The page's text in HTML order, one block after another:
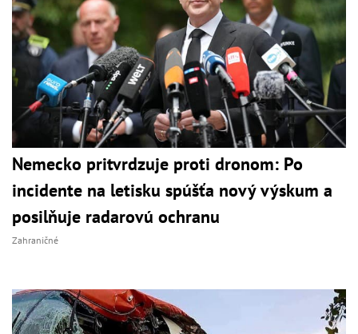
Nemecko pritvrdzuje proti dronom: Po
incidente na letisku spúšťa nový výskum a
posilňuje radarovú ochranu
Zahraničné